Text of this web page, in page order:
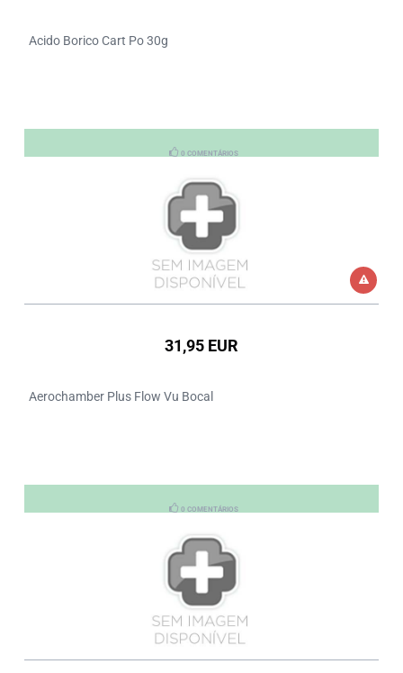
Acido Borico Cart Po 30g
0 COMENTÁRIOS
31,95 EUR
Aerochamber Plus Flow Vu Bocal
0 COMENTÁRIOS